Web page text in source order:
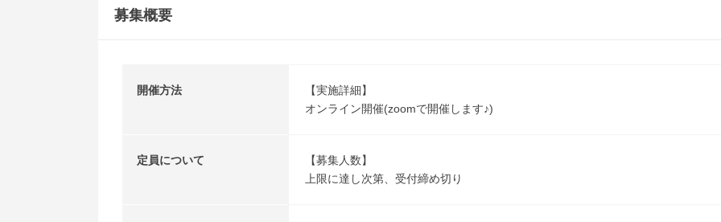
募集概要
開催方法
【実施詳細】
オンライン開催(zoomで開催します♪)
定員について
【募集人数】
上限に達し次第、受付締め切り